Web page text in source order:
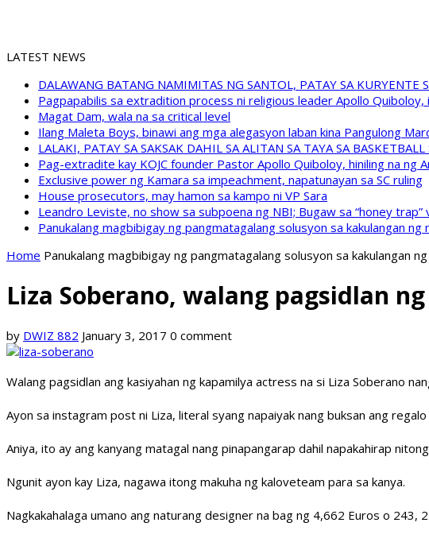
LATEST NEWS
DALAWANG BATANG NAMIMITAS NG SANTOL, PATAY SA KURYENTE
Pagpapabilis sa extradition process ni religious leader Apollo Quiboloy,
Magat Dam, wala na sa critical level
Ilang Maleta Boys, binawi ang mga alegasyon laban kina Pangulong
LALAKI, PATAY SA SAKSAK DAHIL SA ALITAN SA TAYA SA
Pag-extradite kay KOJC founder Pastor Apollo Quiboloy, hiniling na ng
Exclusive power ng Kamara sa impeachment, napatunayan sa SC ruling
House prosecutors, may hamon sa kampo ni VP Sara
Leandro Leviste, no show sa subpoena ng NBI; Bugaw sa “honey
Panukalang magbibigay ng pangmatagalang solusyon sa kakulangan
Home Panukalang magbibigay ng pangmatagalang solusyon sa kakulangan
Liza Soberano, walang pagsidlan
by DWIZ 882 January 3, 2017 0 comment
Walang pagsidlan ang kasiyahan ng kapamilya actress na si Liza Soberano
Ayon sa instagram post ni Liza, literal syang napaiyak nang buksan ang
Aniya, ito ay ang kanyang matagal nang pinapangarap dahil napakahirap
Ngunit ayon kay Liza, nagawa itong makuha ng kaloveteam para sa kanya.
Nagkakahalaga umano ang naturang designer na bag ng 4,662 Euros o 243,